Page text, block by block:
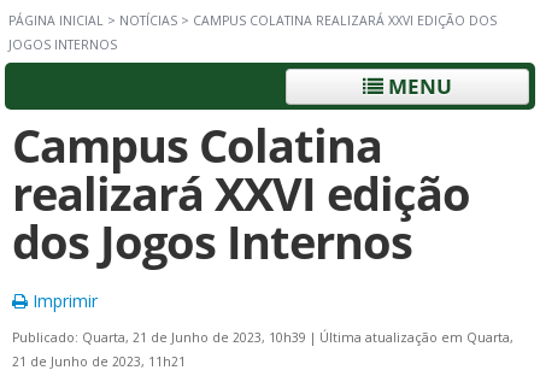
PÁGINA INICIAL > NOTÍCIAS > CAMPUS COLATINA REALIZARÁ XXVI EDIÇÃO DOS
JOGOS INTERNOS
MENU
Campus Colatina
realizará XXVI edição
dos Jogos Internos
Imprimir
Publicado: Quarta, 21 de Junho de 2023, 10h39 | Última atualização em Quarta,
21 de Junho de 2023, 11h21